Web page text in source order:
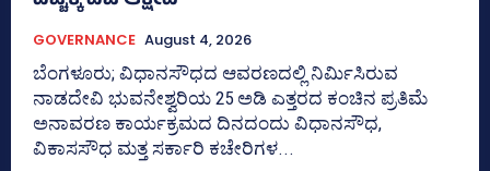
GOVERNANCE August 4, 2026
ಬೆಂಗಳೂರು; ವಿಧಾನಸೌಧದ ಆವರಣದಲ್ಲಿ ನಿರ್ಮಿಸಿರುವ
ನಾಡದೇವಿ ಭುವನೇಶ್ವರಿಯ 25 ಅಡಿ ಎತ್ತರದ ಕಂಚಿನ ಪ್ರತಿಮೆ
ಅನಾವರಣ ಕಾರ್ಯಕ್ರಮದ ದಿನದಂದು ವಿಧಾನಸೌಧ,
ವಿಕಾಸಸೌಧ ಮತ್ತ ಸರ್ಕಾರಿ ಕಚೇರಿಗಳ...